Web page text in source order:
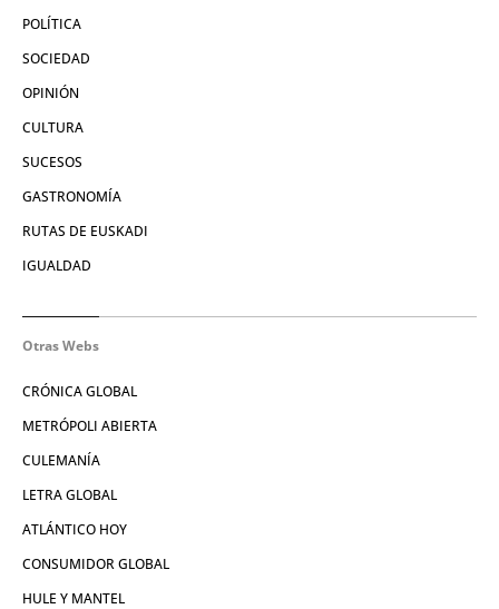
POLÍTICA
SOCIEDAD
OPINIÓN
CULTURA
SUCESOS
GASTRONOMÍA
RUTAS DE EUSKADI
IGUALDAD
Otras Webs
CRÓNICA GLOBAL
METRÓPOLI ABIERTA
CULEMANÍA
LETRA GLOBAL
ATLÁNTICO HOY
CONSUMIDOR GLOBAL
HULE Y MANTEL